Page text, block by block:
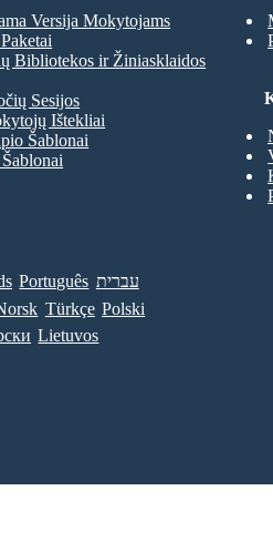
Versija Mokytojams
Bibliotekos ir Žiniasklaidos
Sesijos
Ištekliai
Šablonai
Português עברית
Türkçe Polski
Lietuvos